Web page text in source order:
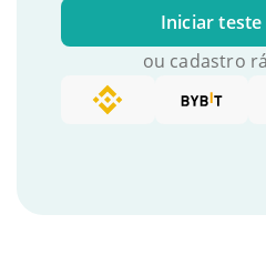
Iniciar
ou cadastro